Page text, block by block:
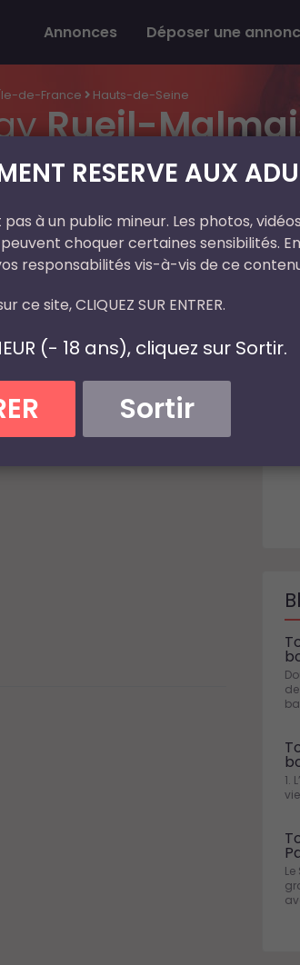
RESERVE AUX
à un public mineur. Les photos,
choquer certaines sensibilités.
responsabilités vis-à-vis de ce
ce site, CLIQUEZ SUR ENTRER.
(- 18 ans), cliquez sur Sortir.
Sortir
Annonces Déposer une
de-France Hauts-de-Seine
Rueil-
1.